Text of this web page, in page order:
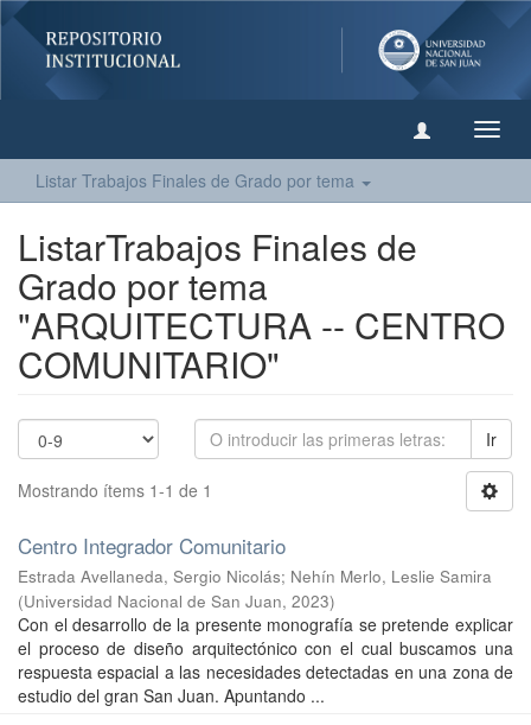
Listar Trabajos Finales de Grado por tema
ListarTrabajos Finales de
Grado por tema
"ARQUITECTURA -- CENTRO
COMUNITARIO"
Ir
Mostrando ítems 1-1 de 1
Centro Integrador Comunitario
Estrada Avellaneda, Sergio Nicolás; Nehín Merlo, Leslie Samira
(Universidad Nacional de San Juan, 2023)
Con el desarrollo de la presente monografía se pretende explicar
el proceso de diseño arquitectónico con el cual buscamos una
respuesta espacial a las necesidades detectadas en una zona de
estudio del gran San Juan. Apuntando ...